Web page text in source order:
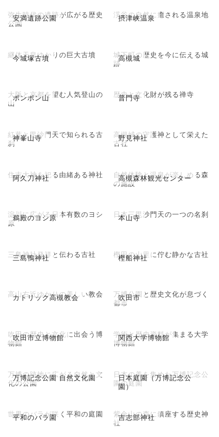
安満遺跡公園
弥生時代の遺跡が広がる歴史
公園
摂津峡温泉
渓谷の自然に癒される温泉地
今城塚古墳
継体天皇ゆかりの巨大古墳 高槻城
城下町の歴史を今に伝える城
跡
ポンポン山
大阪と京都を望む人気登山の
山
普門寺
歴史と文化財が残る禅寺
神峯山寺
紅葉と毘沙門天で知られる古
刹
野見神社
高槻城の守護神として栄えた
古社
阿久刀神社
住吉大神を祀る由緒ある神社 高槻森林観光センター
自然体験と温泉が楽しめる森
の施設
鵜殿のヨシ原
淀川に広がる日本有数のヨシ
原
本山寺
日本三毘沙門天の一つの名刹
三島鴨神社
三島神社発祥と伝わる古社 樫船神社
樫田の山里に佇む静かな古社
カトリック高槻教会
高山右近ゆかりの美しい教会 吹田市
万博公園と歴史文化が息づく
都市
吹田市立博物館
吹田の歴史と文化に出会う博
物館
関西大学博物館
学術と歴史資料が集まる大学
博物館
万博記念公園 自然文化園
万博の跡地に広がる自然と文
化の公園
日本庭園（万博記念公
園）
日本の美を集めた万博記念公
園の庭園
平和のバラ園
世界のバラが咲く平和の庭園 吉志部神社
紫金山の森に鎮座する歴史神
社